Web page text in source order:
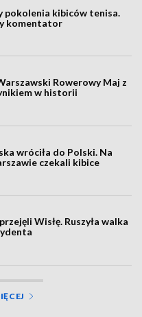
pokolenia kibiców tenisa.
komentator
Rowerowy Maj z
w historii
wróciła do Polski. Na
czekali kibice
Wisłę. Ruszyła walka